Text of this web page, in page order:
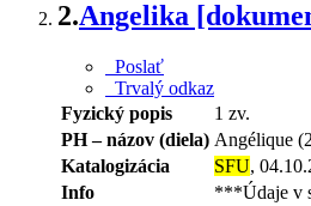
2.Angelika
Poslať
Trvalý odkaz
Fyzický popis
1 zv.
PH – názov (diela) Angélique
Katalogizácia
SFU,
Info
***Údaje v